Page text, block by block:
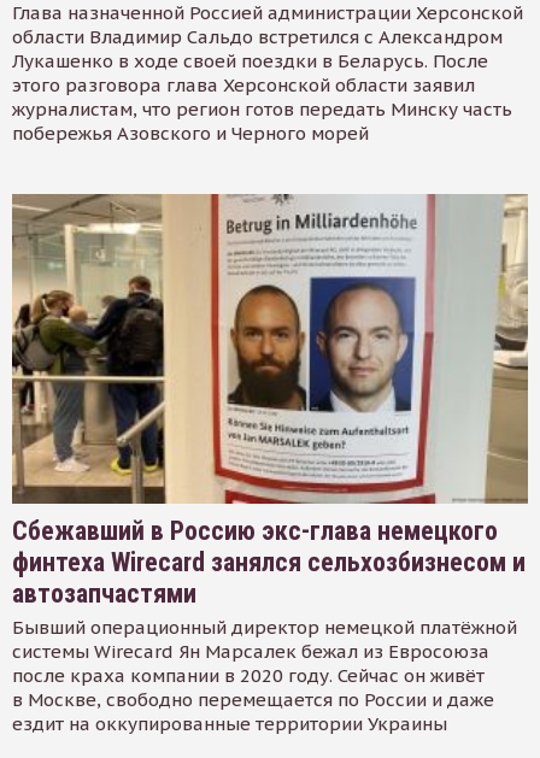
Глава назначенной Россией администрации Херсонской
области Владимир Сальдо встретился с Александром
Лукашенко в ходе своей поездки в Беларусь. После
этого разговора глава Херсонской области заявил
журналистам, что регион готов передать Минску часть
побережья Азовского и Черного морей
Сбежавший в Россию экс-глава немецкого
финтеха Wirecard занялся сельхозбизнесом и
автозапчастями
Бывший операционный директор немецкой платёжной
системы Wirecard Ян Марсалек бежал из Евросоюза
после краха компании в 2020 году. Сейчас он живёт
в Москве, свободно перемещается по России и даже
ездит на оккупированные территории Украины